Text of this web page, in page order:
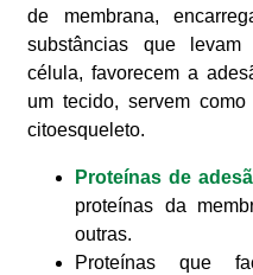
de membrana,
substâncias que
célula, favorecem a
um tecido, servem
citoesqueleto.
Proteínas de
proteínas da
outras.
Proteínas que